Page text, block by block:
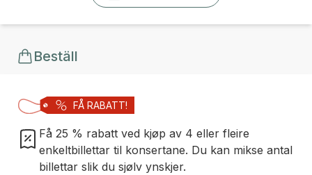
Beställ
FÅ RABATT!
Få 25 % rabatt ved kjøp av 4 eller fleire
enkeltbillettar til konsertane. Du kan mikse antal
billettar slik du sjølv ynskjer.